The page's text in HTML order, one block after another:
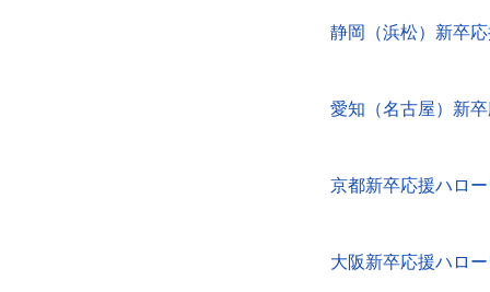
静岡（浜松）新卒
愛知（名古屋）新
京都新卒応援ハロ
大阪新卒応援ハロ